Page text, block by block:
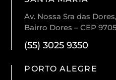
Av. Nossa Sra das
Bairro Dores – CEP
(55) 3025 9350
PORTO ALEGRE